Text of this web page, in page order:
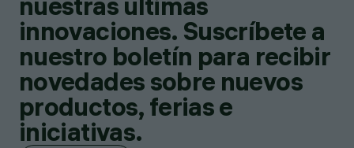
innovaciones. Suscríbete a
nuestro boletín para recibir
novedades sobre nuevos
productos, ferias e
iniciativas.